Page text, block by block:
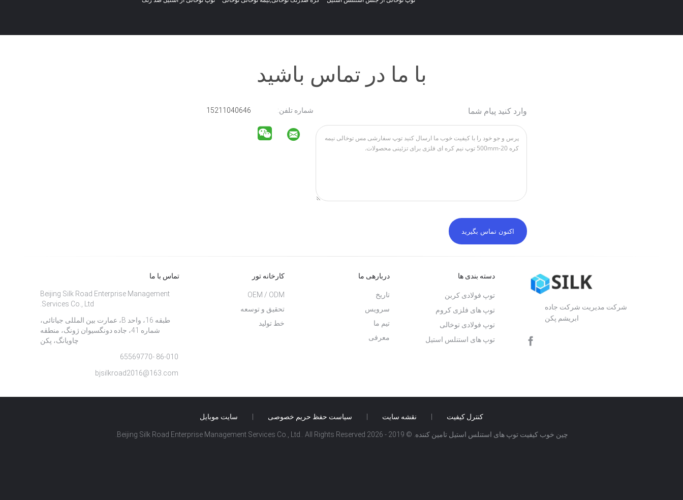
با ما در تماس باشید
شماره تلفن: وارد کنید پیام شما
شرکت مدیریت شرکت جاده
ابریشم پکن
دسته بندی ها
توپ های استنلس استیل
توپ فولادی کربن
توپ های فلزی کروم
توپ فولادی توخالی
دربارهی ما
معرفی
تاریخ
سرویس
تیم ما
کارخانه تور
خط تولید
OEM / ODM
تحقیق و توسعه
تماس با ما
Beijing Silk Road Enterprise Management
Services Co., Ltd.
طبقه 16، واحد B، عمارت بین المللی جیاتائی،
شماره 41، جاده دونگسیوان ژونگ، منطقه
چاویانگ، پکن
86-010 -65569770
bjsilkroad2016@163.com
کنترل کیفیت نقشه سایت سیاست حفظ حریم خصوصی سایت موبایل
چین خوب کیفیت توپ های استنلس استیل تامین کننده. © 2019 - 2026 Beijing Silk Road Enterprise Management Services Co., Ltd.. All Rights Reserved.